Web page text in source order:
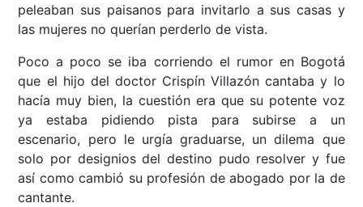
peleaban sus paisanos para invitarlo a sus casas y
las mujeres no querían perderlo de vista.
Poco a poco se iba corriendo el rumor en Bogotá
que el hijo del doctor Crispín Villazón cantaba y lo
hacía muy bien, la cuestión era que su potente voz
ya estaba pidiendo pista para subirse a un
escenario, pero le urgía graduarse, un dilema que
solo por designios del destino pudo resolver y fue
así como cambió su profesión de abogado por la de
cantante.